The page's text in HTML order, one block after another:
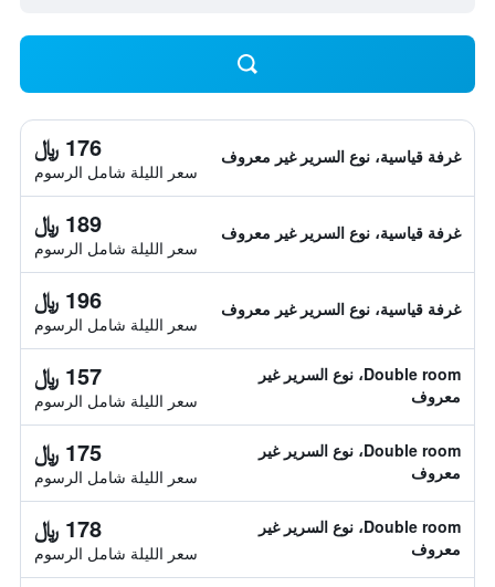
غرفة قياسية، نوع السرير غير معروف 176 ﷼
سعر الليلة شامل الرسوم
غرفة قياسية، نوع السرير غير معروف 189 ﷼
سعر الليلة شامل الرسوم
غرفة قياسية، نوع السرير غير معروف 196 ﷼
سعر الليلة شامل الرسوم
Double room، نوع السرير غير
معروف
157 ﷼
سعر الليلة شامل الرسوم
Double room، نوع السرير غير
معروف
175 ﷼
سعر الليلة شامل الرسوم
Double room، نوع السرير غير
معروف
178 ﷼
سعر الليلة شامل الرسوم